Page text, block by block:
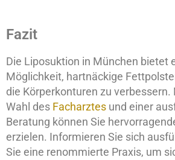
Fazit
Die Liposuktion in München bietet
Möglichkeit, hartnäckige
die Körperkonturen zu
Wahl des Facharztes und einer
Beratung können Sie
erzielen. Informieren Sie sich
Sie eine renommierte Praxis, um